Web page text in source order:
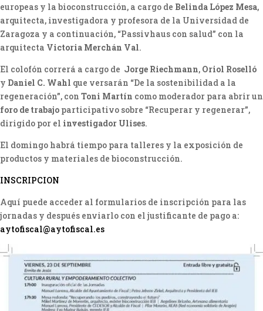
europeas y la bioconstrucción, a cargo de Belinda López Mesa,
arquitecta, investigadora y profesora de la Universidad de
Zaragoza y a continuación, “Passivhaus con salud” con la
arquitecta Victoria Merchán Val.
El colofón correrá a cargo de Jorge Riechmann, Oriol Roselló
y Daniel C. Wahl que versarán “De la sostenibilidad a la
regeneración”, con Toni Martín como moderador para abrir un
foro de trabajo participativo sobre “Recuperar y regenerar”,
dirigido por el investigador Ulises.
El domingo habrá tiempo para talleres y la exposición de
productos y materiales de bioconstrucción.
INSCRIPCION
Aquí puede acceder al formularios de inscripción para las
jornadas y después enviarlo con el justificante de pago a:
aytofiscal@aytofiscal.es